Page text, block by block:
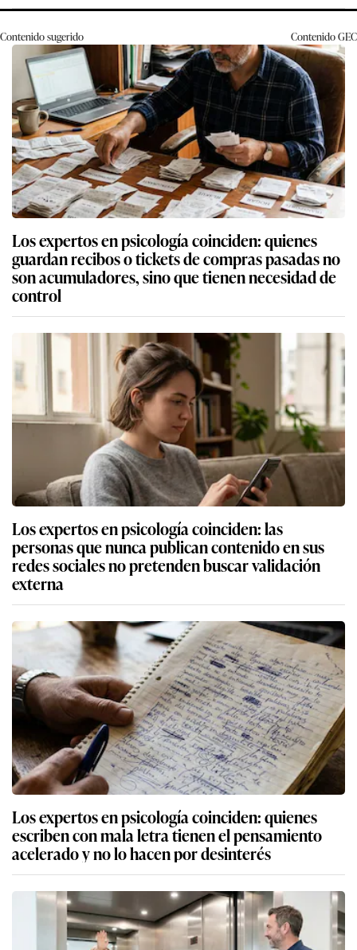
Contenido sugerido ContenidoGEC
Los expertos en psicología coinciden: quienes
guardan recibos o tickets de compras pasadas no
son acumuladores, sino que tienen necesidad de
control
Los expertos en psicología coinciden: las
personas que nunca publican contenido en sus
redes sociales no pretenden buscar validación
externa
Los expertos en psicología coinciden: quienes
escriben con mala letra tienen el pensamiento
acelerado y no lo hacen por desinterés